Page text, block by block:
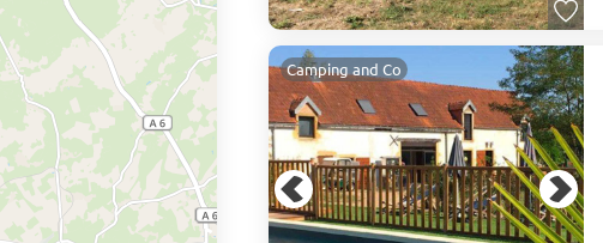
Camping and Co